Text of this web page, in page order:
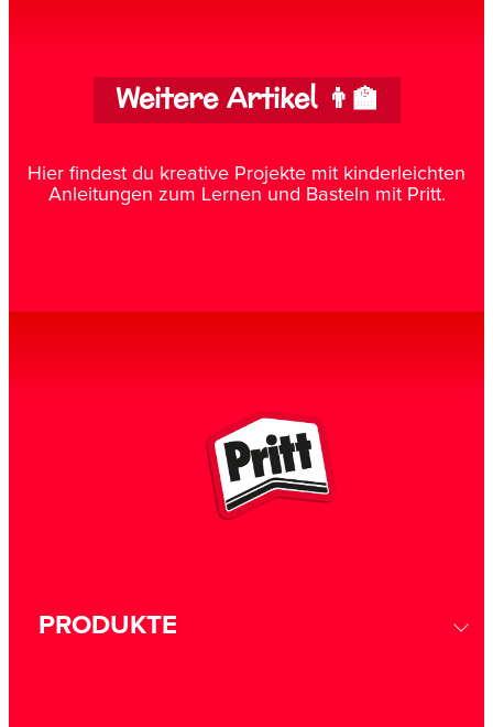
Weitere Artikel 👨‍🏫
Hier findest du kreative Projekte mit kinderleichten
Anleitungen zum Lernen und Basteln mit Pritt.
PRODUKTE